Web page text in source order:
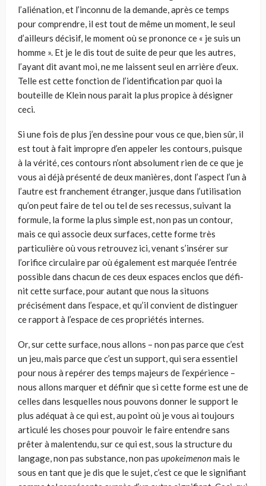
l’aliénation, et l’inconnu de la deman­de, après ce temps
pour comprendre, il est tout de même un moment, le seul
d’ailleurs décisif, le moment où se prononce ce « je suis un
homme ». Et je le dis tout de suite de peur que les autres,
l’ayant dit avant moi, ne me laissent seul en arrière d’eux.
Telle est cette fonction de l’identification par quoi la
bouteille de Klein nous parait la plus propice à désigner
ceci.
Si une fois de plus j’en dessine pour vous ce que, bien sûr, il
est tout à fait impropre d’en appeler les contours, puisque
à la vérité, ces contours n’ont abso­lument rien de ce que je
vous ai déjà présenté de deux manières, dont l’aspect l’un à
l’autre est franchement étranger, jusque dans l’utilisation
qu’on peut faire de tel ou tel de ses recessus, suivant la
formule, la forme la plus simple est, non pas un contour,
mais ce qui associe deux surfaces, cette forme très
particulière où vous retrouvez ici, venant s’insérer sur
l’orifice circulaire par où également est marquée l’entrée
possible dans chacun de ces deux espaces enclos que défi­
nit cette surface, pour autant que nous la situons
précisément dans l’espace, et qu’il convient de distinguer
ce rapport à l’espace de ces propriétés internes.
Or, sur cette surface, nous allons – non pas parce que c’est
un jeu, mais parce que c’est un support, qui sera essentiel
pour nous à repérer des temps majeurs de l’expérience –
nous allons marquer et définir que si cette forme est une de
celles dans lesquelles nous pouvons donner le support le
plus adéquat à ce qui est, au point où je vous ai toujours
articulé les choses pour pouvoir le faire entendre sans
prêter à malentendu, sur ce qui est, sous la structure du
lan­gage, non pas substance, non pas upokeimenonmais le
sous en tant que je dis que le sujet, c’est ce que le signifiant